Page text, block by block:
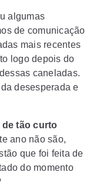
algumas
de comunicação
mais recentes
logo depois do
caneladas.
desesperada e
de tão curto
ano não são,
que foi feita de
do momento